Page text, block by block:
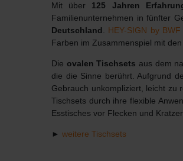
Mit über 125 Jahren
Familienunternehmen in fünfter
Deutschland. HEY-SIGN by
Farben im Zusammenspiel mit
Die ovalen Tischsets aus dem
die die Sinne berührt. Aufgrund
Gebrauch unkompliziert, leicht zu
Tischsets durch ihre flexible
Esstisches vor Flecken und
► weitere Tischsets